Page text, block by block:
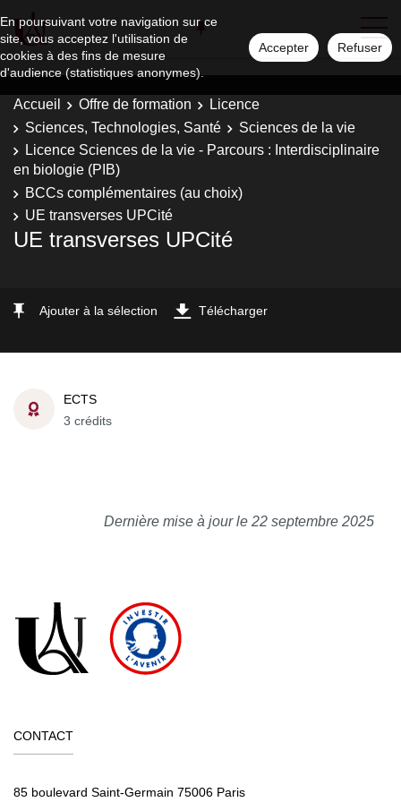
En poursuivant votre navigation sur ce
site, vous acceptez l'utilisation de
cookies à des fins de mesure
d'audience (statistiques anonymes).
Accepter Refuser
Accueil Offre de formation
Licence
Sciences, Technologies, Santé
Sciences de la vie
Licence Sciences de la vie - Parcours : Interdisciplinaire
en biologie (PIB)
BCCs complémentaires (au choix)
UE transverses UPCité
UE transverses UPCité
Ajouter à la sélection Télécharger
ECTS
3 crédits
Dernière mise à jour le 22 septembre 2025
CONTACT
85 boulevard Saint-Germain 75006 Paris